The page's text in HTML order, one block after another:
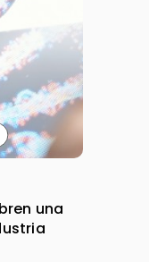
una